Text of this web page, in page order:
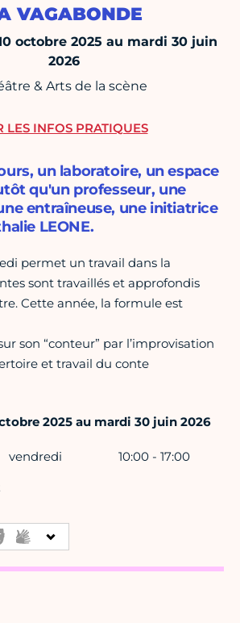
VAGABONDE
octobre 2025 au mardi 30 juin
2026
& Arts de la scène
un laboratoire, un espace
qu'un professeur, une
entraîneuse, une initiatrice
LEONE.
permet un travail dans la
sont travaillés et approfondis
Cette année, la formule est
son “conteur” par l’improvisation
et travail du conte
2025 au mardi 30 juin 2026
vendredi 10:00 - 17:00
LES INFOS PRATIQUES